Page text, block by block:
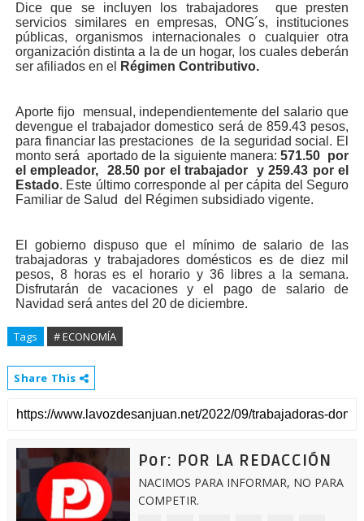
Dice que se incluyen los trabajadores que presten
servicios similares en empresas, ONG´s, instituciones
públicas, organismos internacionales o cualquier otra
organización distinta a la de un hogar, los cuales deberán
ser afiliados en el
Régimen Contributivo.
Aporte fijo mensual, independientemente del salario que
devengue el trabajador domestico será de 859.43 pesos,
para financiar las prestaciones de la seguridad social. El
monto será aportado de la siguiente manera:571.50 por
el empleador, 28.50 por el trabajador y 259.43 por el
Estado. Este último corresponde al per cápita del Seguro
Familiar de Salud del Régimen subsidiado vigente.
El gobierno dispuso que el mínimo de salario de las
trabajadoras y trabajadores domésticos es de diez mil
pesos, 8 horas es el horario y 36 libres a la semana.
Disfrutarán de vacaciones y el pago de salario de
Navidad será antes del 20 de diciembre.
Tags # ECONOMÍA
Share This
Por: POR LA REDACCIÓN
NACIMOS PARA INFORMAR, NO PARA
COMPETIR.